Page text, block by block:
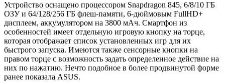
Устройство оснащено процессором Snapdragon 845, 6/8/10 ГБ
ОЗУ и 64/128/256 ГБ флеш-памяти, 6-дюймовым FullHD+
дисплеем, аккумулятором на 3800 мАч. Смартфон из
особенностей имеет отдельную игровую кнопку на торце,
которая отображает список установленных игр для их
быстрого запуска. Имеются также сенсорные кнопки на
правом торце с возможность задать определенное действие на
них по нажатию. Нечто подобное в более продвинутой форме
ранее показала ASUS.